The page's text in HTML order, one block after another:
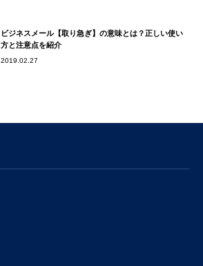
ビジネスメール【取り急ぎ】の意味とは？正しい使い
方と注意点を紹介
2019.02.27